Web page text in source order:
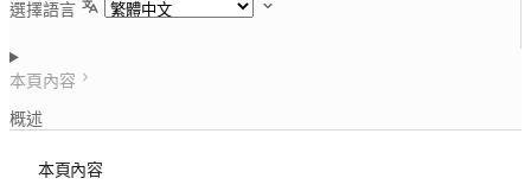
選擇語言
本頁內容
概述
本頁內容